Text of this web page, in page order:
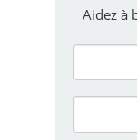
Aidez à